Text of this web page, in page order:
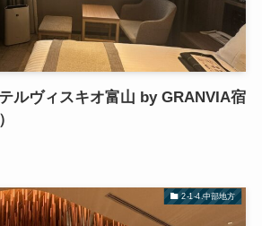
ルヴィスキオ富山 by GRANVIA宿
2-1-4.中部地方